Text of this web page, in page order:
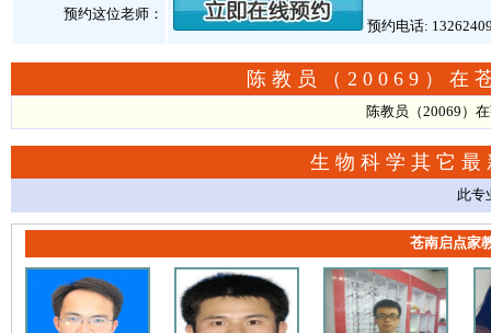
预约这位老师：
预约电话:
陈教员（20069）在
陈教员（20069）
生物科学其它
此专
苍南启点家